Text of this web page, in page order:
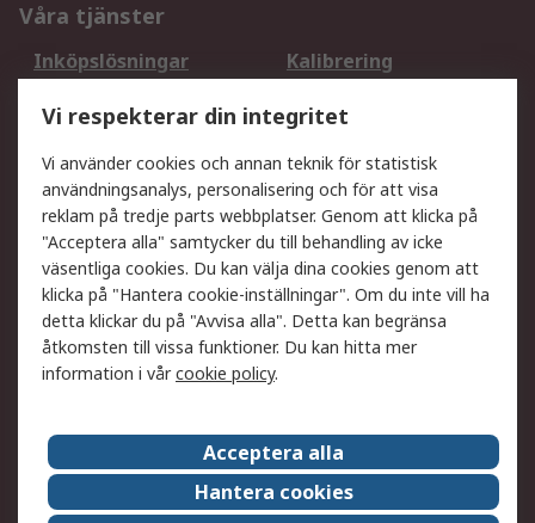
Våra tjänster
Inköpslösningar
Kalibrering
DesignSpark
Teknisk Support
Ditt lokala säljteam
Exportlösningar
Support
Få hjälp
Retur av varor
Leverans
Spåra din order
Begär en fakturakopi
Fördelar med RS-konto
Betalningsalternativ
Om RS
Försäljningsvillkor
Det juridiska
Press Centre
Vi respekterar din integritet
Vi använder cookies och annan teknik för statistisk
användningsanalys, personalisering och för att visa
reklam på tredje parts webbplatser. Genom att klicka på
"Acceptera alla" samtycker du till behandling av icke
väsentliga cookies. Du kan välja dina cookies genom att
klicka på "Hantera cookie-inställningar". Om du inte vill ha
detta klickar du på "Avvisa alla". Detta kan begränsa
åtkomsten till vissa funktioner. Du kan hitta mer
information i vårcookie policy.
Acceptera alla
Hantera cookies